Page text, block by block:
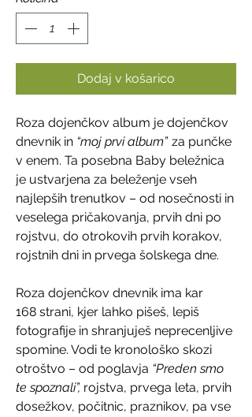
Dodaj v košarico
Roza dojenčkov album je dojenčkov
dnevnik in “moj prvi album” za punčke
v enem. Ta posebna Baby beležnica
je ustvarjena za beleženje vseh
najlepših trenutkov – od nosečnosti in
veselega pričakovanja, prvih dni po
rojstvu, do otrokovih prvih korakov,
rojstnih dni in prvega šolskega dne.
Roza dojenčkov dnevnik ima kar
168 strani, kjer lahko pišeš, lepiš
fotografije in shranjuješ neprecenljive
spomine. Vodi te kronološko skozi
otroštvo – od poglavja “Preden smo
te spoznali”, rojstva, prvega leta, prvih
dosežkov, počitnic, praznikov, pa vse